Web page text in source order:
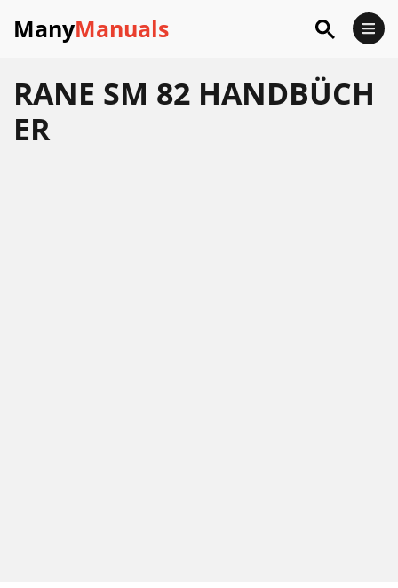
ManyManuals
RANE SM 82 HANDBÜCH
ER